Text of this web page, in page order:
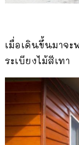
เมื่อเดินขึ้นมาจ
ระเบียงไม้สีเทา